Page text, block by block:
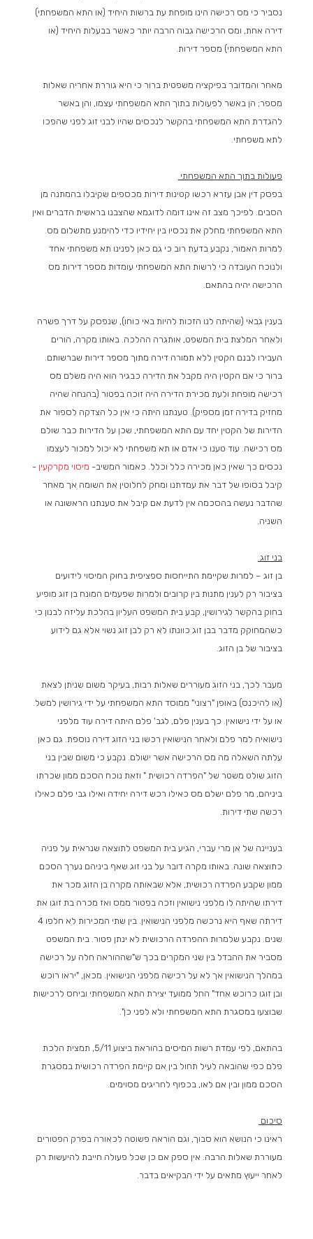
נסביר כי מס רכישה הינו מופחת עת ברשות היחיד (או התא המשפחתי)
דירה אחת, ומס הרכישה גבוה הרבה יותר כאשר בבעלות היחיד (או
התא המשפחתי) מספר דירות.
מאחר והמדובר בפיקציה משפטית ברור כי היא גוררת אחריה שאלות
מספר; הן באשר לפעולות בתוך התא המשפחתי עצמו, והן באשר
להגדרת התא המשפחתי בהקשר לנכסים שהיו לבני זוג לפני שהפכו
לתא משפחתי.
פעולות בתוך התא המשפחתי
בפסק דין אבן עזרא רכשו קטינות דירות מכספים שקיבלו בהמתנה מן
הסבים. לפיכך מצב זה אינו דומה לדוגמא שהצבנו בראשית הדברים ואין
התא המשפחתי מחלק את נכסיו בין יחידיו כדי להימנע מתשלום מס.
למרות האמור, נקבע בדעת רוב כי גם כאן לפנינו תא משפחתי אחד
ולנוכח העובדה כי לרשות התא המשפחתי עומדות מספר דירות מס
הרכישה יהיה בהתאם.
בענין גבאי (שהיתה לנו הזכות להיות באי כוחו), שנפסק על דרך פשרה
ולאחר המלצת בית המשפט, אותגרה ההלכה. באותו מקרה, הורים
העבירו לבנם הקטין ללא תמורה דירה מתוך מספר דירות שברשותם.
ברור כי אם הקטין היה מקבל את הדירה כבגיר הוא היה משלם מס
רכישה מופחת ולעת מכירת הדירה היה זוכה בפטור (בהנחה שהיה
מחזיק בדירה זמן מספיק). טענתנו היתה כי אין כל הצדקה לספור את
הדירות של הקטין יחד עם התא המשפחתי, שכן על הדירות כבר שולם
מס רכישה. עוד טענו כי אדם או תא משפחתי לא יכול למכור לעצמו
נכסים כך שאין כאן מכירה כלל וכלל. כאמור המשיב- מיסוי מקרקעין -
קיבל בסופו של דבר את עמדתנו ומחק לחלוטין את השומה אך מאחר
שהדבר נעשה בהסכמה אין לדעת אם קיבל את טענתנו הראשונה או
השניה.
בני זוג
בן זוג – למרות שקיימת התייחסות ספציפית בחוק המיסוי לידועים
בציבור רק לענין מתנות בין קרובים ולמרות שפעמים המונח בן זוג מופיע
בחוק בהקשר לגירושין, קבע בית המשפט העליון בהלכת עליזה לבנון כי
כשהמחוקק מדבר בבן זוג כוונתו לא רק לבן זוג נשוי אלא גם לידוע
בציבור של בן הזוג.
מעבר לכך, בני הזוג מעוררים שאלות רבות, בעיקר משום שניתן לצאת
(או להיכנס) באופן "רצוני" ממוסד התא המשפחתי על ידי גירושין למשל.
או על ידי נישואין. כך בענין פלם, לגב' פלם היתה דירה עוד מלפני
נישואיה למר פלם ולאחר הנישואין רכשו בני הזוג דירה נוספת. גם כאן
עלתה השאלה מה מס הרכישה אשר ישולם. נקבע כי משום שבין בני
הזוג שולט משטר של "הפרדה רכושית " וזאת נוכח הסכם ממון שכרתו
ביניהם, מר פלם ישלם מס כאילו רכש דירה יחידה ואילו גבי פלם כאילו
רכשה שתי דירות.
בעניינה של אן מרי עברי, הגיע בית המשפט לתוצאה שנראית על פניה
כתוצאה שונה. באותו מקרה דובר על בני זוג שאף ביניהם נערך הסכם
ממון שקבע הפרדה רכושית, אלא שבאותה מקרה בן הזוג מכר את
דירתו שהיתה לו מלפני נישואין וזכה בפטור ממס ואז מכרה בת זוגו את
דירתה שאף היא נרכשה מלפני הנישואין. בין שתי המכירות לא חלפו 4
שנים. נקבע שלמרות ההפרדה הרכושית לא ינתן פטור. בית המשפט
מסביר את ההבדל בין שני המקרים בכך ש"שההוראה חלה על רכישה
במהלך הנישואין אך לא על רכישה מלפני הנישואין. מכאן, "יראו רוכש
ובן זוגו כרוכש אחד" החל ממועד יצירת התא המשפחתי וביחס לרכישות
שבוצעו במסגרת התא המשפחתי ולא לפני כן".
בהתאם, לפי עמדת רשות המיסים בהוראת ביצוע 5/11, תמצית הלכת
פלם כפי שהובאה לעיל תחול בין אם קיימת הפרדה רכושית במסגרת
הסכם ממון ובין אם לאו, בכפוף לחריגים מסוימים.
סיכום
ראינו כי הנושא הוא סבוך, וגם הוראה פשוטה לכאורה בפרק הפטורים
מעוררת שאלות הרבה. אין ספק אם כן שכל פעולה חייבת להיעשות רק
לאחר ייעוץ מתאים על ידי הבקיאים בדבר.